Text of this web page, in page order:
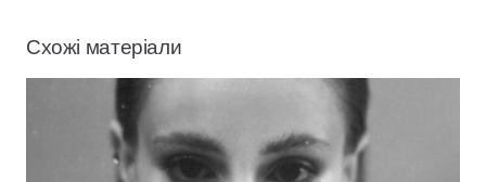
Схожі матеріали